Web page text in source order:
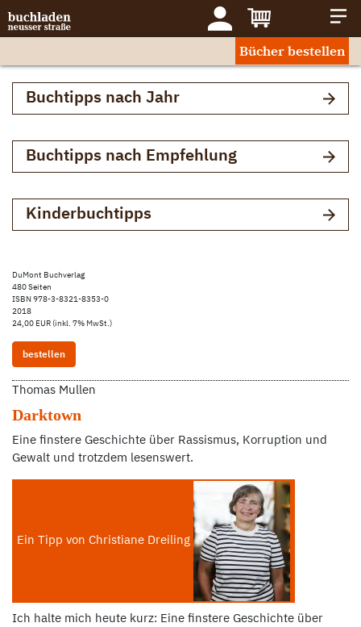
Bücher bestellen
Buchtipps nach Jahr
Buchtipps nach Empfehlung
Kinderbuchtipps
DuMont Buchverlag
480 Seiten
ISBN 978-3-8321-8353-0
2018
24,00 EUR (inkl. 7% MwSt.)
bestellen
Thomas Mullen
Darktown
Eine finstere Geschichte über Rassismus, Korruption und
Gewalt und trotzdem lesenswert.
Ein Tipp von Christiane Dreiling
Ich halte mich heute kurz: Eine finstere Geschichte über